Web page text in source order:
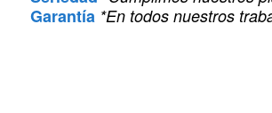
Garantía *En todos nuestros